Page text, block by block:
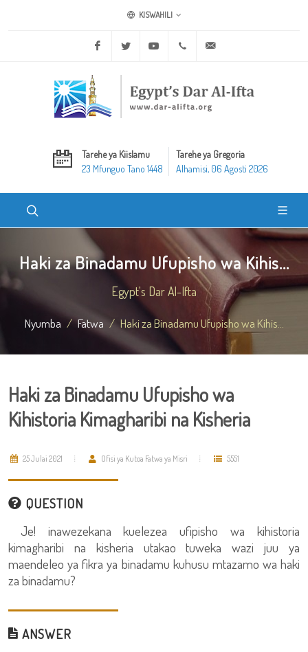
KISWAHILI
Facebook Twitter Youtube +20 2 25970400
Tarehe ya Kiislamu
23 Mfunguo Tano 1448
Tarehe ya Gregoria
Alhamisi, 06 Agosti 2026
Haki za Binadamu Ufupisho wa Kihis...
Egypt's Dar Al-Ifta
Nyumba Fatwa Haki za Binadamu Ufupisho wa Kihis...
Haki za Binadamu Ufupisho wa
Kihistoria Kimagharibi na Kisheria
25 Julai 2021 Ofisi ya Kutoa Fatwa ya Misri 5551
QUESTION
Je! inawezekana kuelezea ufipisho wa kihistoria
kimagharibi na kisheria utakao tuweka wazi juu ya
maendeleo ya fikra ya binadamu kuhusu mtazamo wa haki
za binadamu?
ANSWER